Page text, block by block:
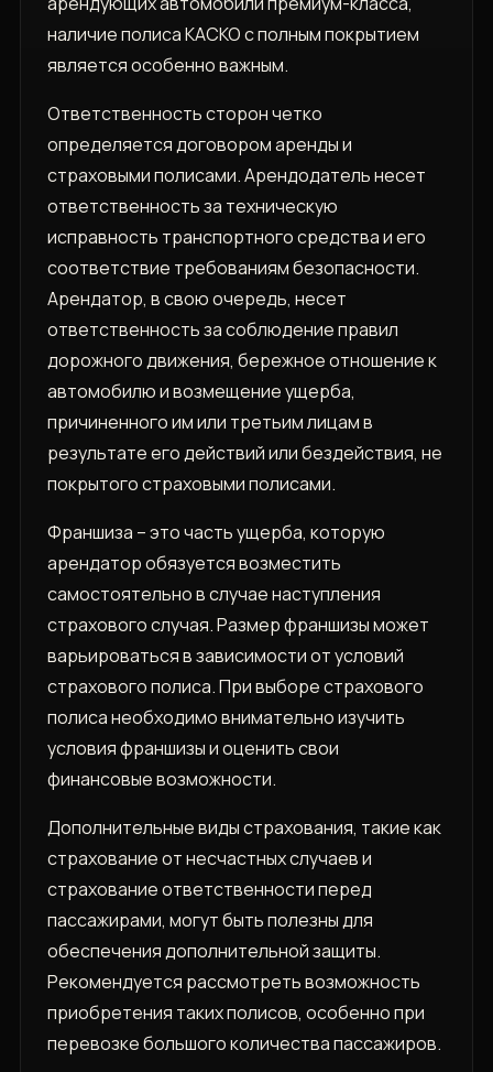
наличие полиса КАСКО с полным покрытием
является особенно важным.
Ответственность сторон четко
определяется договором аренды и
страховыми полисами. Арендодатель несет
ответственность за техническую
исправность транспортного средства и его
соответствие требованиям безопасности.
Арендатор, в свою очередь, несет
ответственность за соблюдение правил
дорожного движения, бережное отношение к
автомобилю и возмещение ущерба,
причиненного им или третьим лицам в
результате его действий или бездействия, не
покрытого страховыми полисами.
Франшиза – это часть ущерба, которую
арендатор обязуется возместить
самостоятельно в случае наступления
страхового случая. Размер франшизы может
варьироваться в зависимости от условий
страхового полиса. При выборе страхового
полиса необходимо внимательно изучить
условия франшизы и оценить свои
финансовые возможности.
Дополнительные виды страхования, такие как
страхование от несчастных случаев и
страхование ответственности перед
пассажирами, могут быть полезны для
обеспечения дополнительной защиты.
Рекомендуется рассмотреть возможность
приобретения таких полисов, особенно при
перевозке большого количества пассажиров.